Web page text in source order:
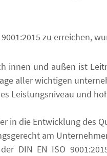
zu erreichen,
innen und außen ist
aller wichtigen
Leistungsniveau und
in die Entwicklung
am
DIN EN ISO